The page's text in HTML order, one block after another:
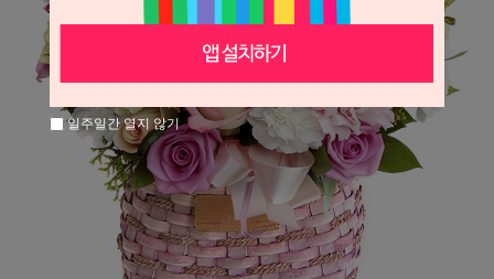
일주일간 열지 않기